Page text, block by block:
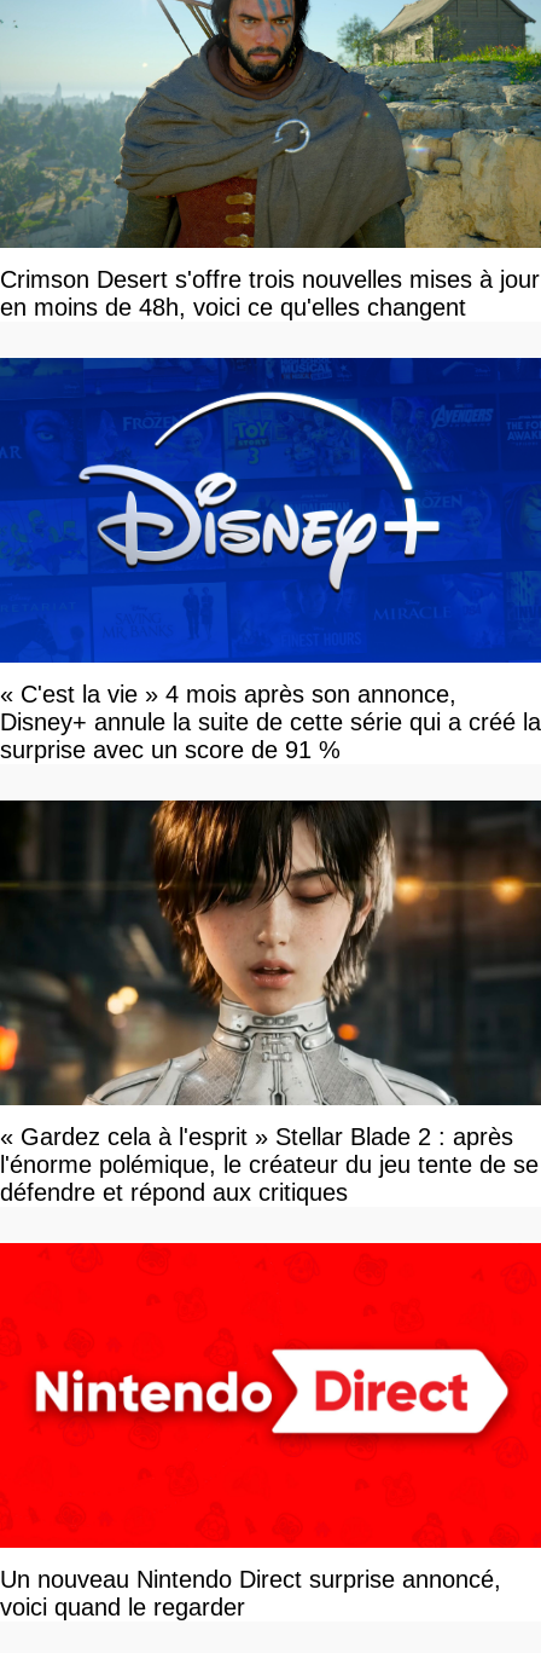
Crimson Desert s'offre trois nouvelles mises à jour
en moins de 48h, voici ce qu'elles changent
« C'est la vie » 4 mois après son annonce,
Disney+ annule la suite de cette série qui a créé la
surprise avec un score de 91 %
« Gardez cela à l'esprit » Stellar Blade 2 : après
l'énorme polémique, le créateur du jeu tente de se
défendre et répond aux critiques
Un nouveau Nintendo Direct surprise annoncé,
voici quand le regarder